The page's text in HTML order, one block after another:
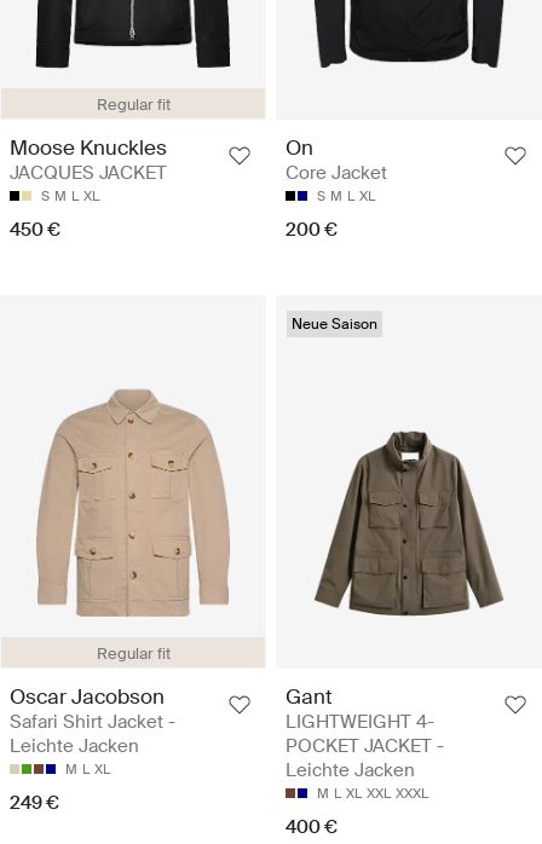
Regular fit
Moose Knuckles
JACQUES JACKET
S M L XL
450 €
On
Core Jacket
S M L XL
200 €
Regular fit
Oscar Jacobson
Safari Shirt Jacket -
Leichte Jacken
M L XL
249 €
Neue Saison
Gant
LIGHTWEIGHT 4-
POCKET JACKET -
Leichte Jacken
M L XL XXL XXXL
400 €